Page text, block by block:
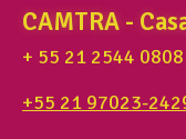
CAMTRA -
+ 55 21 2544 0808
+55 21 97023-